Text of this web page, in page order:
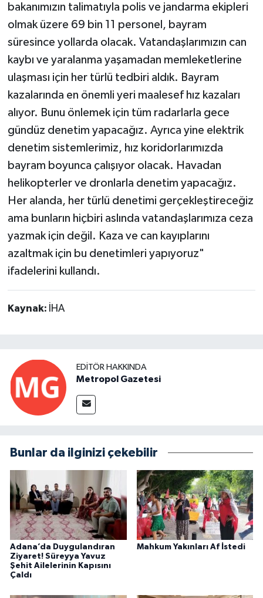
bakanımızın talimatıyla polis ve jandarma ekipleri
olmak üzere 69 bin 11 personel, bayram
süresince yollarda olacak. Vatandaşlarımızın can
kaybı ve yaralanma yaşamadan memleketlerine
ulaşması için her türlü tedbiri aldık. Bayram
kazalarında en önemli yeri maalesef hız kazaları
alıyor. Bunu önlemek için tüm radarlarla gece
gündüz denetim yapacağız. Ayrıca yine elektrik
denetim sistemlerimiz, hız koridorlarımızda
bayram boyunca çalışıyor olacak. Havadan
helikopterler ve dronlarla denetim yapacağız.
Her alanda, her türlü denetimi gerçekleştireceğiz
ama bunların hiçbiri aslında vatandaşlarımıza ceza
yazmak için değil. Kaza ve can kayıplarını
azaltmak için bu denetimleri yapıyoruz"
ifadelerini kullandı.
Kaynak: İHA
EDITÖR HAKKINDA
Metropol Gazetesi
Bunlar da ilginizi çekebilir
Adana’da Duygulandıran
Ziyaret! Süreyya Yavuz
Şehit Ailelerinin Kapısını
Çaldı
Mahkum Yakınları Af İstedi